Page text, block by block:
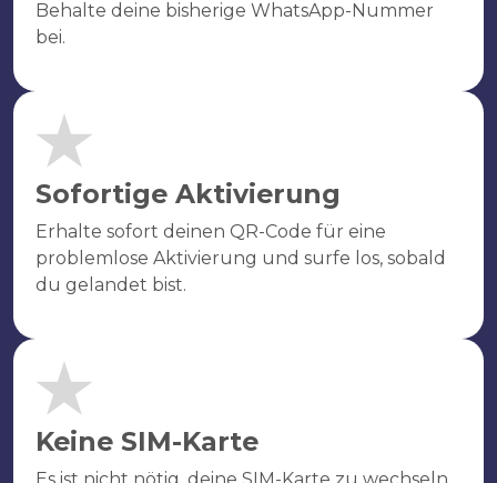
Behalte deine bisherige WhatsApp-Nummer
bei.
Sofortige Aktivierung
Erhalte sofort deinen QR-Code für eine
problemlose Aktivierung und surfe los, sobald
du gelandet bist.
Keine SIM-Karte